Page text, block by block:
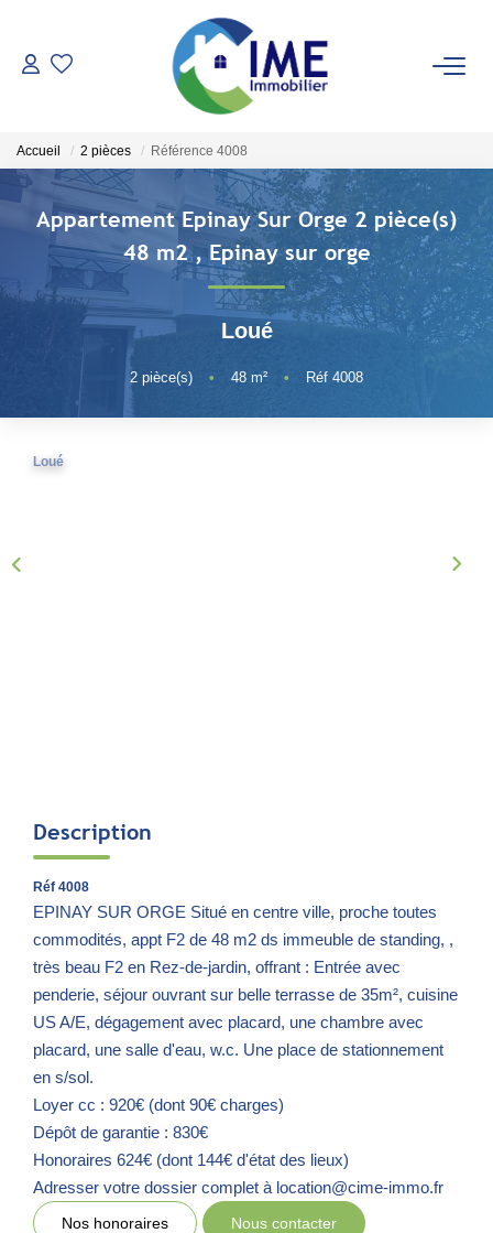
ACHETER
ESTIMER
LOUER
Faire Gérer
Conciergerie
Espace Client
Accueil 2 pièces Référence 4008
Appartement Epinay Sur Orge 2 pièce(s)
48 m2,Epinay sur orge
Loué
2 pièce(s) • 48 m² • Réf 4008
Loué
Description
Réf 4008
EPINAY SUR ORGE Situé en centre ville, proche toutes
commodités, appt F2 de 48 m2 ds immeuble de standing, ,
très beau F2 en Rez-de-jardin, offrant : Entrée avec
penderie, séjour ouvrant sur belle terrasse de 35m², cuisine
US A/E, dégagement avec placard, une chambre avec
placard, une salle d'eau, w.c. Une place de stationnement
en s/sol.
Loyer cc : 920€ (dont 90€ charges)
Dépôt de garantie : 830€
Honoraires 624€ (dont 144€ d'état des lieux)
Adresser votre dossier complet à location@cime-immo.fr
Nos honoraires Nous contacter